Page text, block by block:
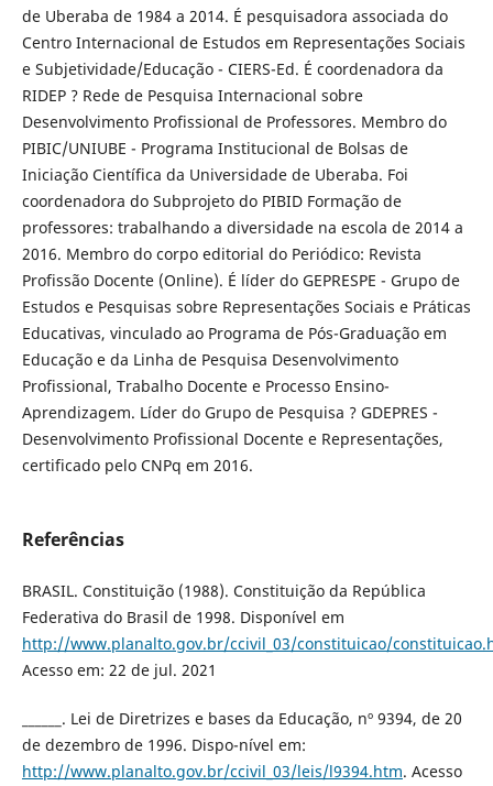
de Uberaba de 1984 a 2014. É pesquisadora associada do
Centro Internacional de Estudos em Representações Sociais
e Subjetividade/Educação - CIERS-Ed. É coordenadora da
RIDEP ? Rede de Pesquisa Internacional sobre
Desenvolvimento Profissional de Professores. Membro do
PIBIC/UNIUBE - Programa Institucional de Bolsas de
Iniciação Científica da Universidade de Uberaba. Foi
coordenadora do Subprojeto do PIBID Formação de
professores: trabalhando a diversidade na escola de 2014 a
2016. Membro do corpo editorial do Periódico: Revista
Profissão Docente (Online). É líder do GEPRESPE - Grupo de
Estudos e Pesquisas sobre Representações Sociais e Práticas
Educativas, vinculado ao Programa de Pós-Graduação em
Educação e da Linha de Pesquisa Desenvolvimento
Profissional, Trabalho Docente e Processo Ensino-
Aprendizagem. Líder do Grupo de Pesquisa ? GDEPRES -
Desenvolvimento Profissional Docente e Representações,
certificado pelo CNPq em 2016.
Referências
BRASIL. Constituição (1988). Constituição da República
Federativa do Brasil de 1998. Disponível em
http://www.planalto.gov.br/ccivil_03/constituicao/
Acesso em: 22 de jul. 2021
______. Lei de Diretrizes e bases da Educação, nº 9394, de 20
de dezembro de 1996. Dispo-nível em:
http://www.planalto.gov.br/ccivil_03/leis/l9394.htm. Acesso